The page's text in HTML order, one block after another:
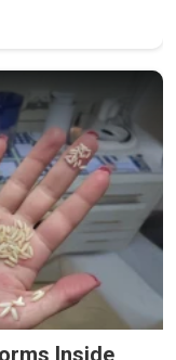
Inside